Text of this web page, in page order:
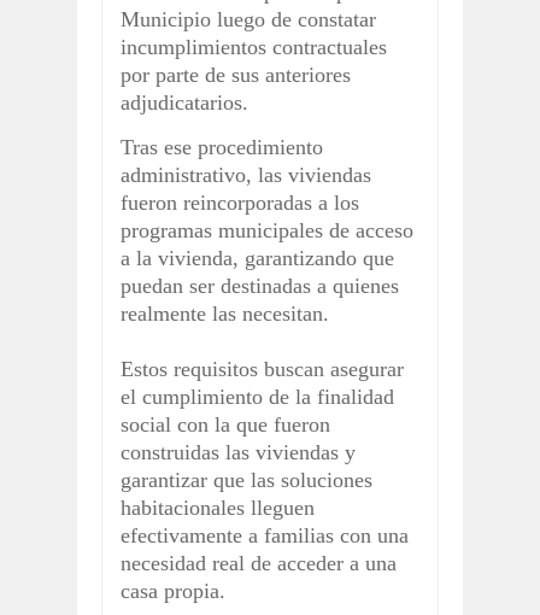
Municipio luego de constatar
incumplimientos contractuales
por parte de sus anteriores
adjudicatarios.
Tras ese procedimiento
administrativo, las viviendas
fueron reincorporadas a los
programas municipales de acceso
a la vivienda, garantizando que
puedan ser destinadas a quienes
realmente las necesitan.
Estos requisitos buscan asegurar
el cumplimiento de la finalidad
social con la que fueron
construidas las viviendas y
garantizar que las soluciones
habitacionales lleguen
efectivamente a familias con una
necesidad real de acceder a una
casa propia.